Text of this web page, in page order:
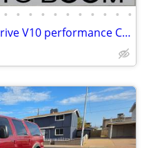
• • • • • • • • • • •
2020 Audi R8 AWD All Wheel Drive V10 performance Coupe